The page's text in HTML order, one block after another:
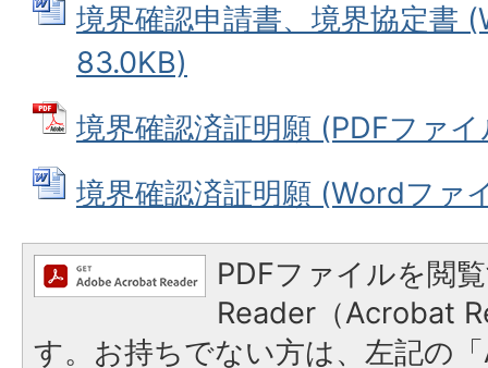
境界確認申請書、境界協定書
83.0KB)
境界確認済証明願 (PDFファ
境界確認済証明願 (Wordファ
PDFファイルを閲
Reader（Acrobat
す。お持ちでない方は、左記の